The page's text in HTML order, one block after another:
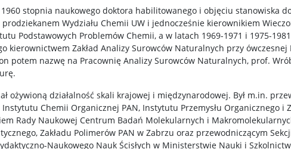
stopnia naukowego doktora habilitowanego i objęciu stanowiska
prodziekanem Wydziału Chemii UW i jednocześnie kierownikiem
Podstawowych Problemów Chemii, a w latach 1969-1971 i 1975-
kierownictwem Zakład Analizy Surowców Naturalnych przy
potem nazwę na Pracownię Analizy Surowców Naturalnych, prof.
ożywioną działalność skali krajowej i międzynarodowej. Był m.in.
Instytutu Chemii Organicznej PAN, Instytutu Przemysłu Organicznego i
Rady Naukowej Centrum Badań Molekularnych i
Zakładu Polimerów PAN w Zabrzu oraz przewodniczącym
Naukowego Nauk Ścisłych w Ministerstwie Nauki i